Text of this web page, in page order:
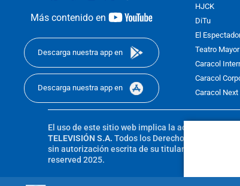
Más contenido en
youtube-
Descarga nuestra app en
Descarga nuestra app en
HJCK
DiTu
El
Teatro Mayor
Caracol
Caracol
Caracol Next
El uso de este sitio web implica la aceptación de
TELEVISIÓN S.A. Todos los Derechos Reservados
sin autorización escrita de su titular.
reserved 2025.